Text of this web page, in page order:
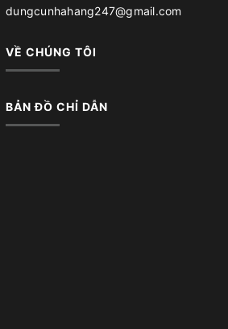
dungcunhahang247@gmail.com
VỀ CHÚNG TÔI
BẢN ĐỒ CHỈ DẪN